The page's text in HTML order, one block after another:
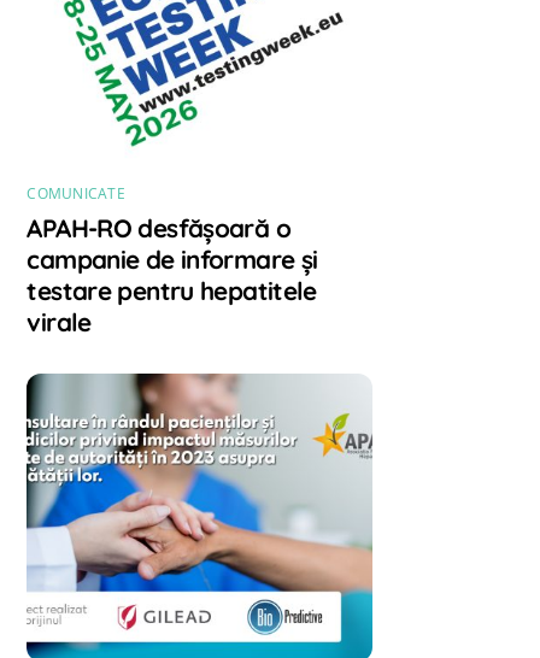
COMUNICATE
APAH-RO desfășoară o
campanie de informare și
testare pentru hepatitele
virale